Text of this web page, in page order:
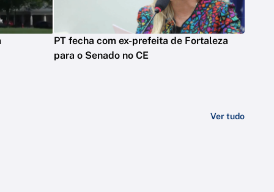
PT fecha com ex-prefeita de Fortaleza
para o Senado no CE
Ver tudo